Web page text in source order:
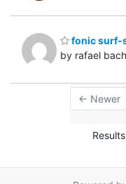
fonic surf-
by rafael
← Newer